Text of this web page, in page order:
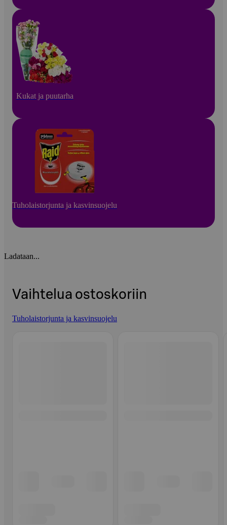
Kukat ja puutarha
Tuholaistorjunta ja kasvinsuojelu
Ladataan...
Vaihtelua ostoskoriin
Tuholaistorjunta ja kasvinsuojelu